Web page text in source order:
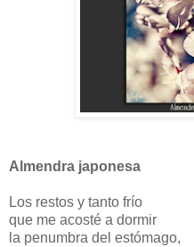
Almendra japonesa
Los restos y tanto frío
que me acosté a dormir
la penumbra del estómago,